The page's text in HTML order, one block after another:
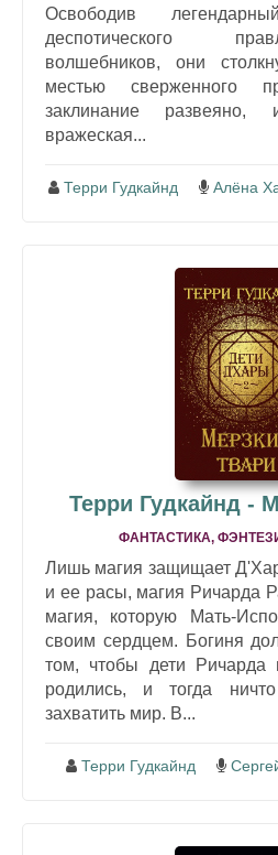
Освободив
деспотического
волшебников, они
местью сверженного
заклинание развеяно,
вражеская...
Терри Гудкайнд Алёна
Терри Гудкайнд -
ФАНТАСТИКА,
Лишь магия защищает
и ее расы, магия Ричарда
магия, которую Мать-
своим сердцем. Богиня
том, чтобы дети Ричарда
родились, и тогда
захватить мир. В...
Терри Гудкайнд